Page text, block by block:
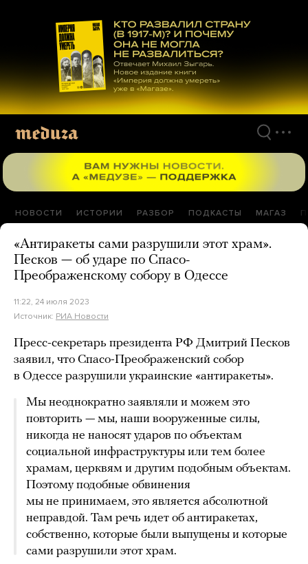
материалам
НОВОСТИ ИСТОРИИ РАЗБОР ПОДКАСТЫ МАГАЗ
«Антиракеты сами разрушили этот храм».
Песков — об ударе по Спасо-
Преображенскому собору в Одессе
11:22, 24 июля 2023
Источник: РИА Новости
Пресс-секретарь президента РФ Дмитрий Песков
заявил, что Спасо-Преображенский собор
в Одессе разрушили украинские «антиракеты».
Мы неоднократно заявляли и можем это
повторить — мы, наши вооруженные силы,
никогда не наносят ударов по объектам
социальной инфраструктуры или тем более
храмам, церквям и другим подобным объектам.
Поэтому подобные обвинения
мы не принимаем, это является абсолютной
неправдой. Там речь идет об антиракетах,
собственно, которые были выпущены и которые
сами разрушили этот храм.